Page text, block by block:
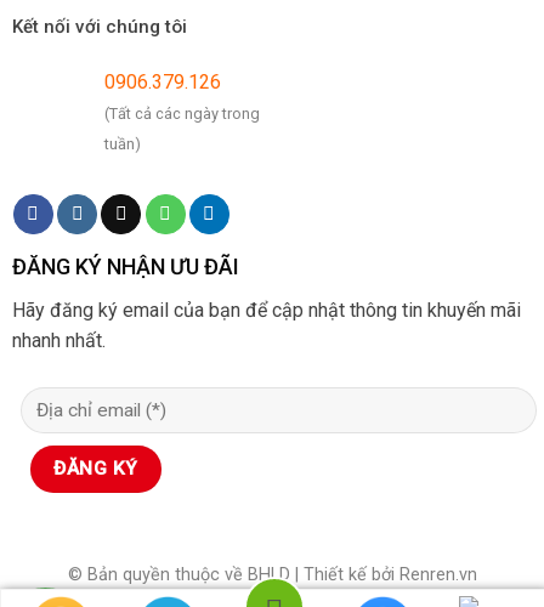
Kết nối với chúng tôi
0906.379.126
(Tất cả các ngày trong
tuần)
ĐĂNG KÝ NHẬN ƯU ĐÃI
Hãy đăng ký email của bạn để cập nhật thông tin khuyến mãi
nhanh nhất.
© Bản quyền thuộc về BHLD | Thiết kế bởi Renren.vn